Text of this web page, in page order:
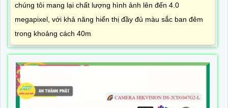
chúng tôi mang lại chất lượng hình ảnh lên đến 4.0
megapixel, với khả năng hiển thị đầy đủ màu sắc ban đêm
trong khoảng cách 40m